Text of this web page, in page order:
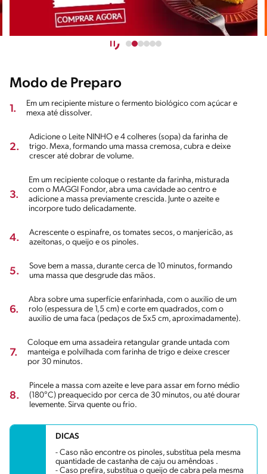
Modo de Preparo
1.
Em um recipiente misture o fermento biológico com açúcar e
mexa até dissolver.
2.
Adicione o Leite NINHO e 4 colheres (sopa) da farinha de
trigo. Mexa, formando uma massa cremosa, cubra e deixe
crescer até dobrar de volume.
3.
Em um recipiente coloque o restante da farinha, misturada
com o MAGGI Fondor, abra uma cavidade ao centro e
adicione a massa previamente crescida. Junte o azeite e
incorpore tudo delicadamente.
4.
Acrescente o espinafre, os tomates secos, o manjericão, as
azeitonas, o queijo e os pinoles.
5.
Sove bem a massa, durante cerca de 10 minutos, formando
uma massa que desgrude das mãos.
6.
Abra sobre uma superfície enfarinhada, com o auxilio de um
rolo (espessura de 1,5 cm) e corte em quadrados, com o
auxilio de uma faca (pedaços de 5x5 cm, aproximadamente).
7.
Coloque em uma assadeira retangular grande untada com
manteiga e polvilhada com farinha de trigo e deixe crescer
por 30 minutos.
8.
Pincele a massa com azeite e leve para assar em forno médio
(180°C) preaquecido por cerca de 30 minutos, ou até dourar
levemente. Sirva quente ou frio.
DICAS
- Caso não encontre os pinoles, substitua pela mesma
quantidade de castanha de caju ou amêndoas .
- Caso prefira, substitua o queijo de cabra pela mesma